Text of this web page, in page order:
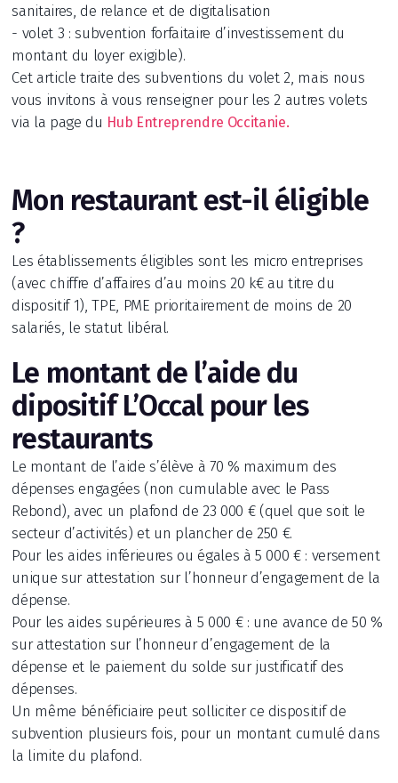
sanitaires, de relance et de digitalisation
- volet 3 : subvention forfaitaire d’investissement du
montant du loyer exigible).
Cet article traite des subventions du volet 2, mais nous
vous invitons à vous renseigner pour les 2 autres volets
via la page du Hub Entreprendre Occitanie.
Mon restaurant est-il éligible
?
Les établissements éligibles sont les micro entreprises
(avec chiffre d’affaires d’au moins 20 k€ au titre du
dispositif 1), TPE, PME prioritairement de moins de 20
salariés, le statut libéral.
Le montant de l’aide du
dipositif L’Occal pour les
restaurants
Le montant de l’aide s’élève à 70 % maximum des
dépenses engagées (non cumulable avec le Pass
Rebond), avec un plafond de 23 000 € (quel que soit le
secteur d’activités) et un plancher de 250 €.
Pour les aides inférieures ou égales à 5 000 € : versement
unique sur attestation sur l’honneur d’engagement de la
dépense.
Pour les aides supérieures à 5 000 € : une avance de 50 %
sur attestation sur l’honneur d’engagement de la
dépense et le paiement du solde sur justificatif des
dépenses.
Un même bénéficiaire peut solliciter ce dispositif de
subvention plusieurs fois, pour un montant cumulé dans
la limite du plafond.